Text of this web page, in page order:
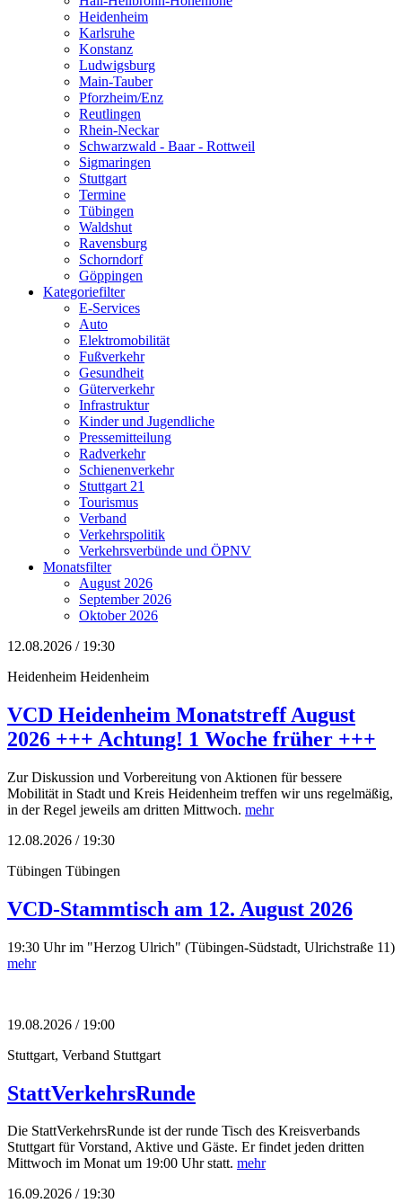
Heidenheim
Karlsruhe
Konstanz
Ludwigsburg
Main-Tauber
Pforzheim/Enz
Reutlingen
Rhein-Neckar
Schwarzwald - Baar - Rottweil
Sigmaringen
Stuttgart
Termine
Tübingen
Waldshut
Ravensburg
Schorndorf
Göppingen
Kategoriefilter
E-Services
Auto
Elektromobilität
Fußverkehr
Gesundheit
Güterverkehr
Infrastruktur
Kinder und Jugendliche
Pressemitteilung
Radverkehr
Schienenverkehr
Stuttgart 21
Tourismus
Verband
Verkehrspolitik
Verkehrsverbünde und ÖPNV
Monatsfilter
August 2026
September 2026
Oktober 2026
12.08.2026 / 19:30
Heidenheim Heidenheim
VCD Heidenheim Monatstreff August
2026 +++ Achtung! 1 Woche früher +++
Zur Diskussion und Vorbereitung von Aktionen für bessere
Mobilität in Stadt und Kreis Heidenheim treffen wir uns regelmäßig,
in der Regel jeweils am dritten Mittwoch. mehr
12.08.2026 / 19:30
Tübingen Tübingen
VCD-Stammtisch am 12. August 2026
19:30 Uhr im "Herzog Ulrich" (Tübingen-Südstadt, Ulrichstraße 11)
mehr
19.08.2026 / 19:00
Stuttgart, Verband Stuttgart
StattVerkehrsRunde
Die StattVerkehrsRunde ist der runde Tisch des Kreisverbands
Stuttgart für Vorstand, Aktive und Gäste. Er findet jeden dritten
Mittwoch im Monat um 19:00 Uhr statt. mehr
16.09.2026 / 19:30